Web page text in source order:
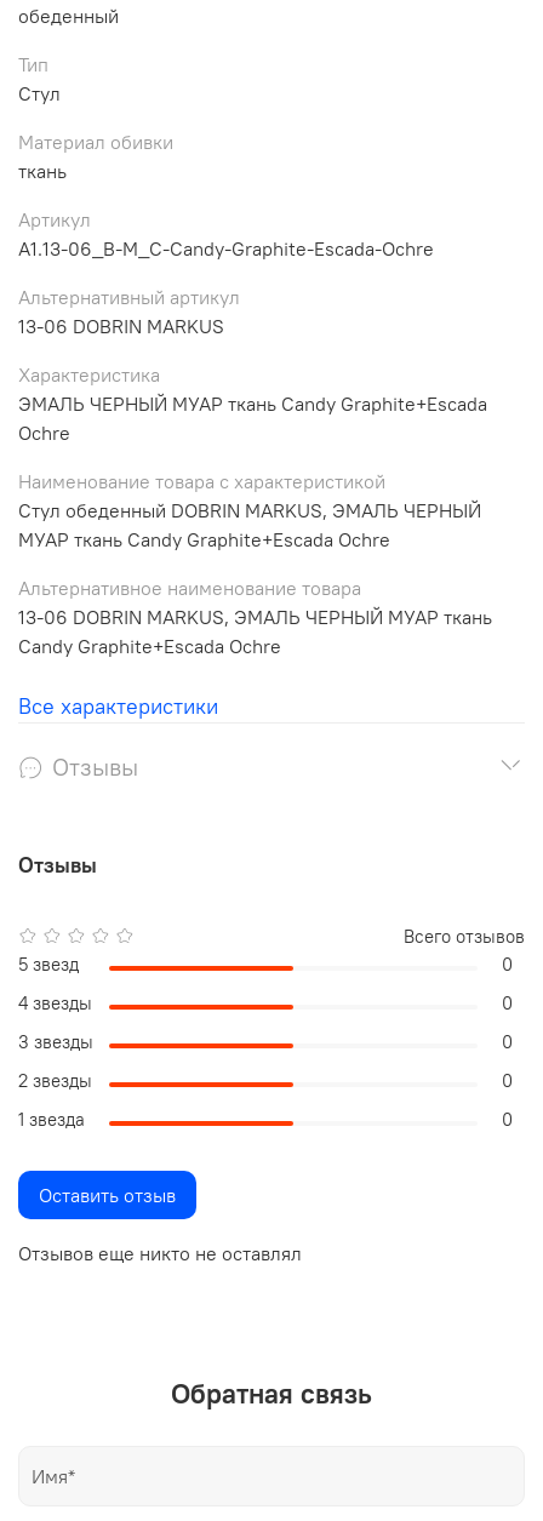
обеденный
Тип
Стул
Материал обивки
ткань
Артикул
A1.13-06_B-M_C-Candy-Graphite-Escada-Ochre
Альтернативный артикул
13-06 DOBRIN MARKUS
Характеристика
ЭМАЛЬ ЧЕРНЫЙ МУАР ткань Candy Graphite+Escada
Ochre
Наименование товара с характеристикой
Стул обеденный DOBRIN MARKUS, ЭМАЛЬ ЧЕРНЫЙ
МУАР ткань Candy Graphite+Escada Ochre
Альтернативное наименование товара
13-06 DOBRIN MARKUS, ЭМАЛЬ ЧЕРНЫЙ МУАР ткань
Candy Graphite+Escada Ochre
Все характеристики
Отзывы
Отзывы
Отзывов еще никто не оставлял
Всего отзывов
5 звезд
0
4 звезды
0
3 звезды
0
2 звезды
0
1 звезда
0
Оставить отзыв
Обратная связь